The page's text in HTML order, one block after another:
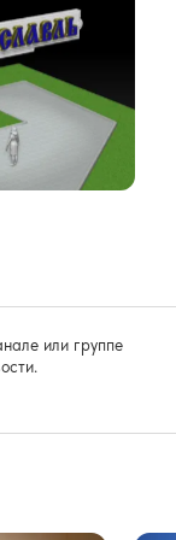
или группе